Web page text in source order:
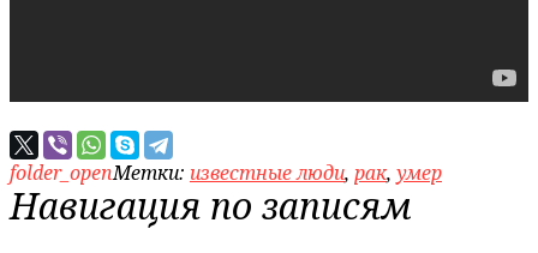
folder_openМетки: известные люди, рак, умер
Навигация по записям